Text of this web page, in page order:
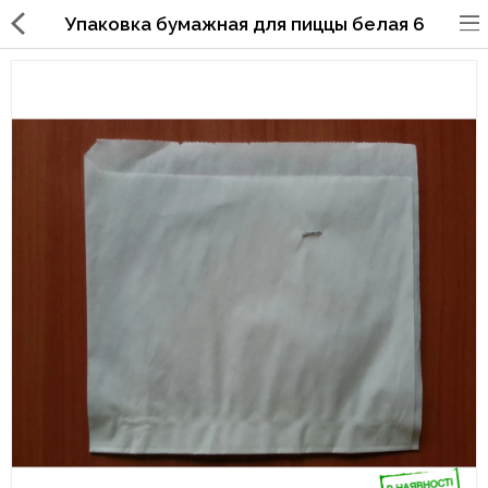
Упаковка бумажная для пиццы белая 6
Упаковка для фаст
Картонные коробки
Коробки для кондитерских
изделий